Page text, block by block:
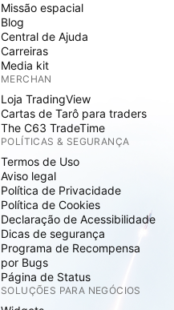
Missão espacial
Blog
Central de Ajuda
Carreiras
Media kit
MERCHAN
Loja TradingView
Cartas de Tarô para traders
The C63 TradeTime
POLÍTICAS & SEGURANÇA
Termos de Uso
Aviso legal
Política de Privacidade
Política de Cookies
Declaração de Acessibilidade
Dicas de segurança
Programa de Recompensa
por Bugs
Página de Status
SOLUÇÕES PARA NEGÓCIOS